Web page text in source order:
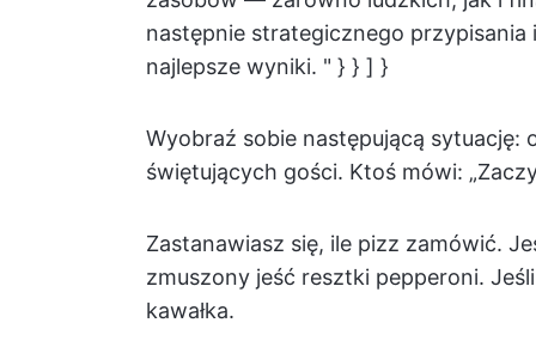
następnie strategicznego
najlepsze wyniki. " } } ] }
Wyobraź sobie następującą sytuację:
świętujących gości. Ktoś mówi:
Zastanawiasz się, ile pizz zamówić.
zmuszony jeść resztki pepperoni.
kawałka.